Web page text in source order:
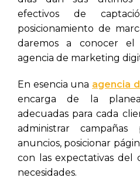
efectivos de
posicionamiento de
daremos a conocer
agencia de marketing
En esencia una agencia
encarga de la
adecuadas para cada
administrar campañas
anuncios, posicionar
con las expectativas del
necesidades.